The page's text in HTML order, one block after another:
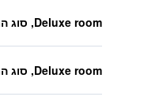
Deluxe room, סוג המיטה לא ידוע
Deluxe room, סוג המיטה לא ידוע